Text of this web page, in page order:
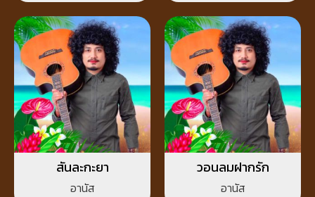
สันละกะยา
อานัส
วอนลมฝากรัก
อานัส